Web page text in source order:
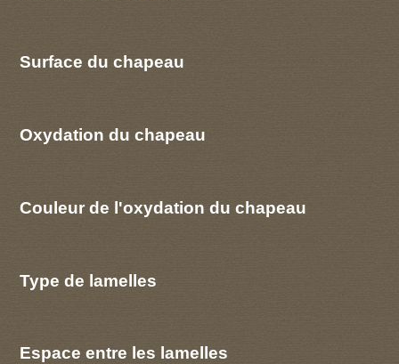
Surface du chapeau
Oxydation du chapeau
Couleur de l'oxydation du chapeau
Type de lamelles
Espace entre les lamelles